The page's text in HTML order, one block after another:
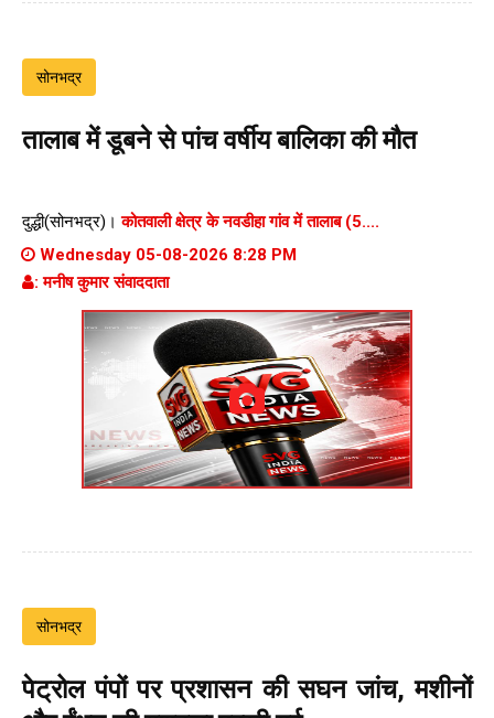
सोनभद्र
तालाब में डूबने से पांच वर्षीय बालिका की मौत
दुद्धी(सोनभद्र)।कोतवाली क्षेत्र के नवडीहा गांव में तालाब (5....
Wednesday 05-08-2026 8:28 PM
: मनीष कुमार संवाददाता
सोनभद्र
पेट्रोल पंपों पर प्रशासन की सघन जांच, मशीनों